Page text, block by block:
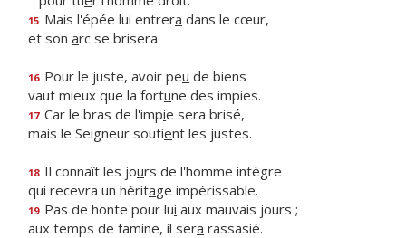
15 Mais l'épée lui entrera dans le cœur,
et son arc se brisera.
16 Pour le juste, avoir peu de biens
vaut mieux que la fortune des impies.
17 Car le bras de l'impie sera brisé,
mais le Seigneur soutient les justes.
18 Il connaît les jours de l'homme intègre
qui recevra un héritage impérissable.
19 Pas de honte pour lui aux mauvais jours ;
aux temps de famine, il sera rassasié.